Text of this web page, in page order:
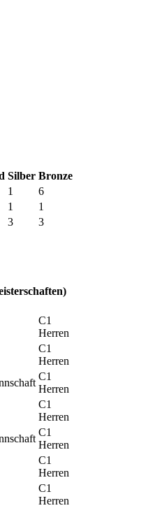
Silber Bronze
1
6
1
1
3
3
C1
Herren
C1
Herren
C1
Herren
C1
Herren
C1
Herren
C1
Herren
C1
Herren